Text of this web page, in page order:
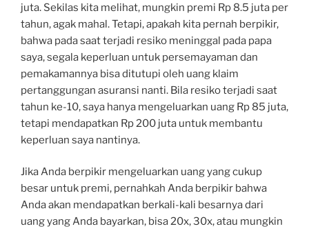
juta. Sekilas kita melihat, mungkin premi Rp 8.5 juta per
tahun, agak mahal. Tetapi, apakah kita pernah berpikir,
bahwa pada saat terjadi resiko meninggal pada papa
saya, segala keperluan untuk persemayaman dan
pemakamannya bisa ditutupi oleh uang klaim
pertanggungan asuransi nanti. Bila resiko terjadi saat
tahun ke-10, saya hanya mengeluarkan uang Rp 85 juta,
tetapi mendapatkan Rp 200 juta untuk membantu
keperluan saya nantinya.
Jika Anda berpikir mengeluarkan uang yang cukup
besar untuk premi, pernahkah Anda berpikir bahwa
Anda akan mendapatkan berkali-kali besarnya dari
uang yang Anda bayarkan, bisa 20x, 30x, atau mungkin